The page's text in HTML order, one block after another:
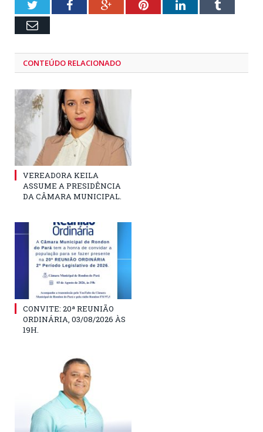
TwitterFacebookGoogle+PinterestLinkedInTumblr
Email
CONTEÚDO RELACIONADO
VEREADORA KEILA
ASSUME A PRESIDÊNCIA
DA CÂMARA MUNICIPAL.
CONVITE: 20ª REUNIÃO
ORDINÁRIA, 03/08/2026 ÀS
19H.